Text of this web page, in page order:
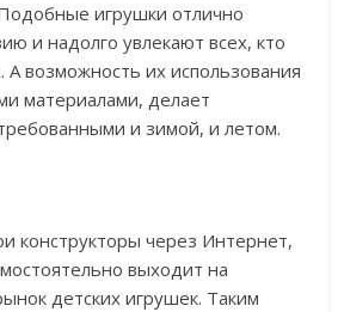
игрушки отлично
и надолго увлекают всех, кто
А возможность их использования
материалами, делает
и зимой, и летом.
конструкторы через Интернет,
выходит на
детских игрушек. Таким